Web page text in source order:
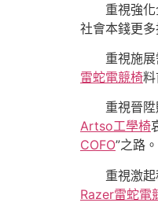
重視強
社會本錢更
重視施
雷蛇電競椅
重視晉
Artso工學椅
COFO”之路。
重視激
Razer雷蛇電